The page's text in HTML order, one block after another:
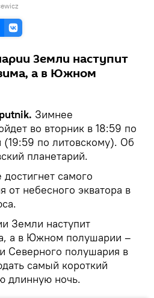
Земли наступит
а в Южном
Зимнее
во вторник в 18:59 по
по литовскому). Об
планетарий.
самого
от небесного экватора в
Земли наступит
а в Южном полушарии –
Северного полушария в
самый короткий
длинную ночь.